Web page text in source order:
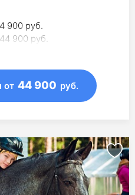
900 руб.
900 руб.
от 44 900 руб.